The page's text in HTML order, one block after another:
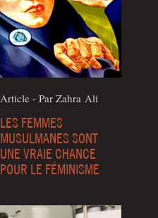
Article - Par Zah­ra Ali
LES FEMMES
MUSULMANES SONT
UNE VRAIE CHANCE
POUR LE FÉMINISME